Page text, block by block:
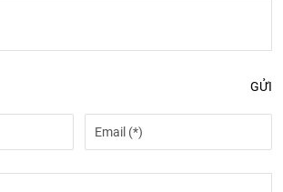
GỬI